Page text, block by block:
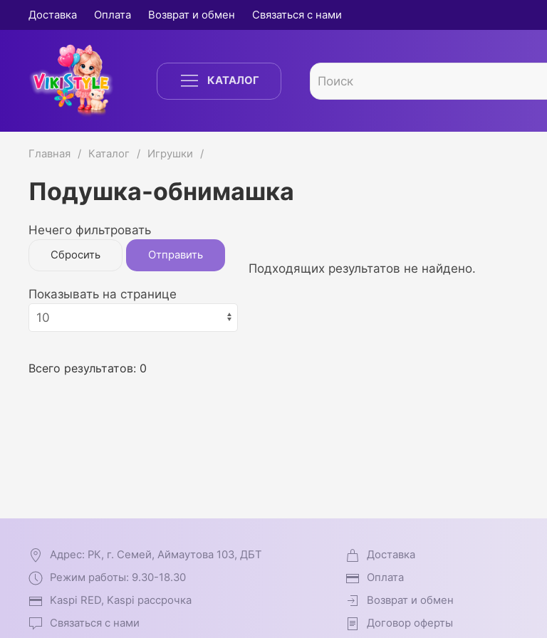
Доставка Оплата Возврат и обмен Связаться с нами
КАТАЛОГ
Главная Каталог Игрушки
Подушка-обнимашка
Нечего фильтровать
Сбросить Отправить
Показывать на странице
Всего результатов: 0
Подходящих результатов не найдено.
Адрес: РК, г. Семей, Аймаутова 103, ДБТ
Режим работы: 9.30-18.30
Kaspi RED, Kaspi рассрочка
Связаться с нами
Доставка
Оплата
Возврат и обмен
Договор оферты